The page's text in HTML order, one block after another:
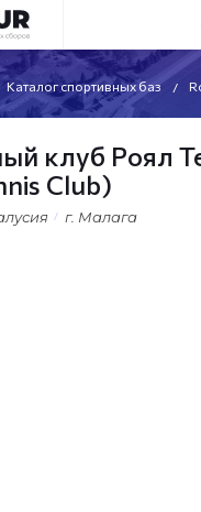
Каталог спортивных баз
клуб Роял
Club)
г. Малага